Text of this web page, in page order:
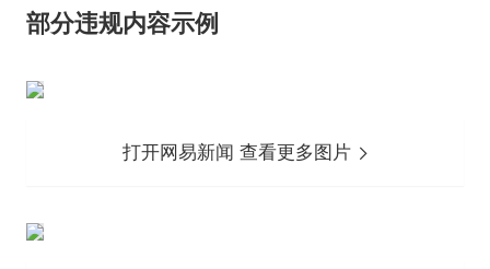
部分违规内容示例
打开网易新闻 查看更多图片